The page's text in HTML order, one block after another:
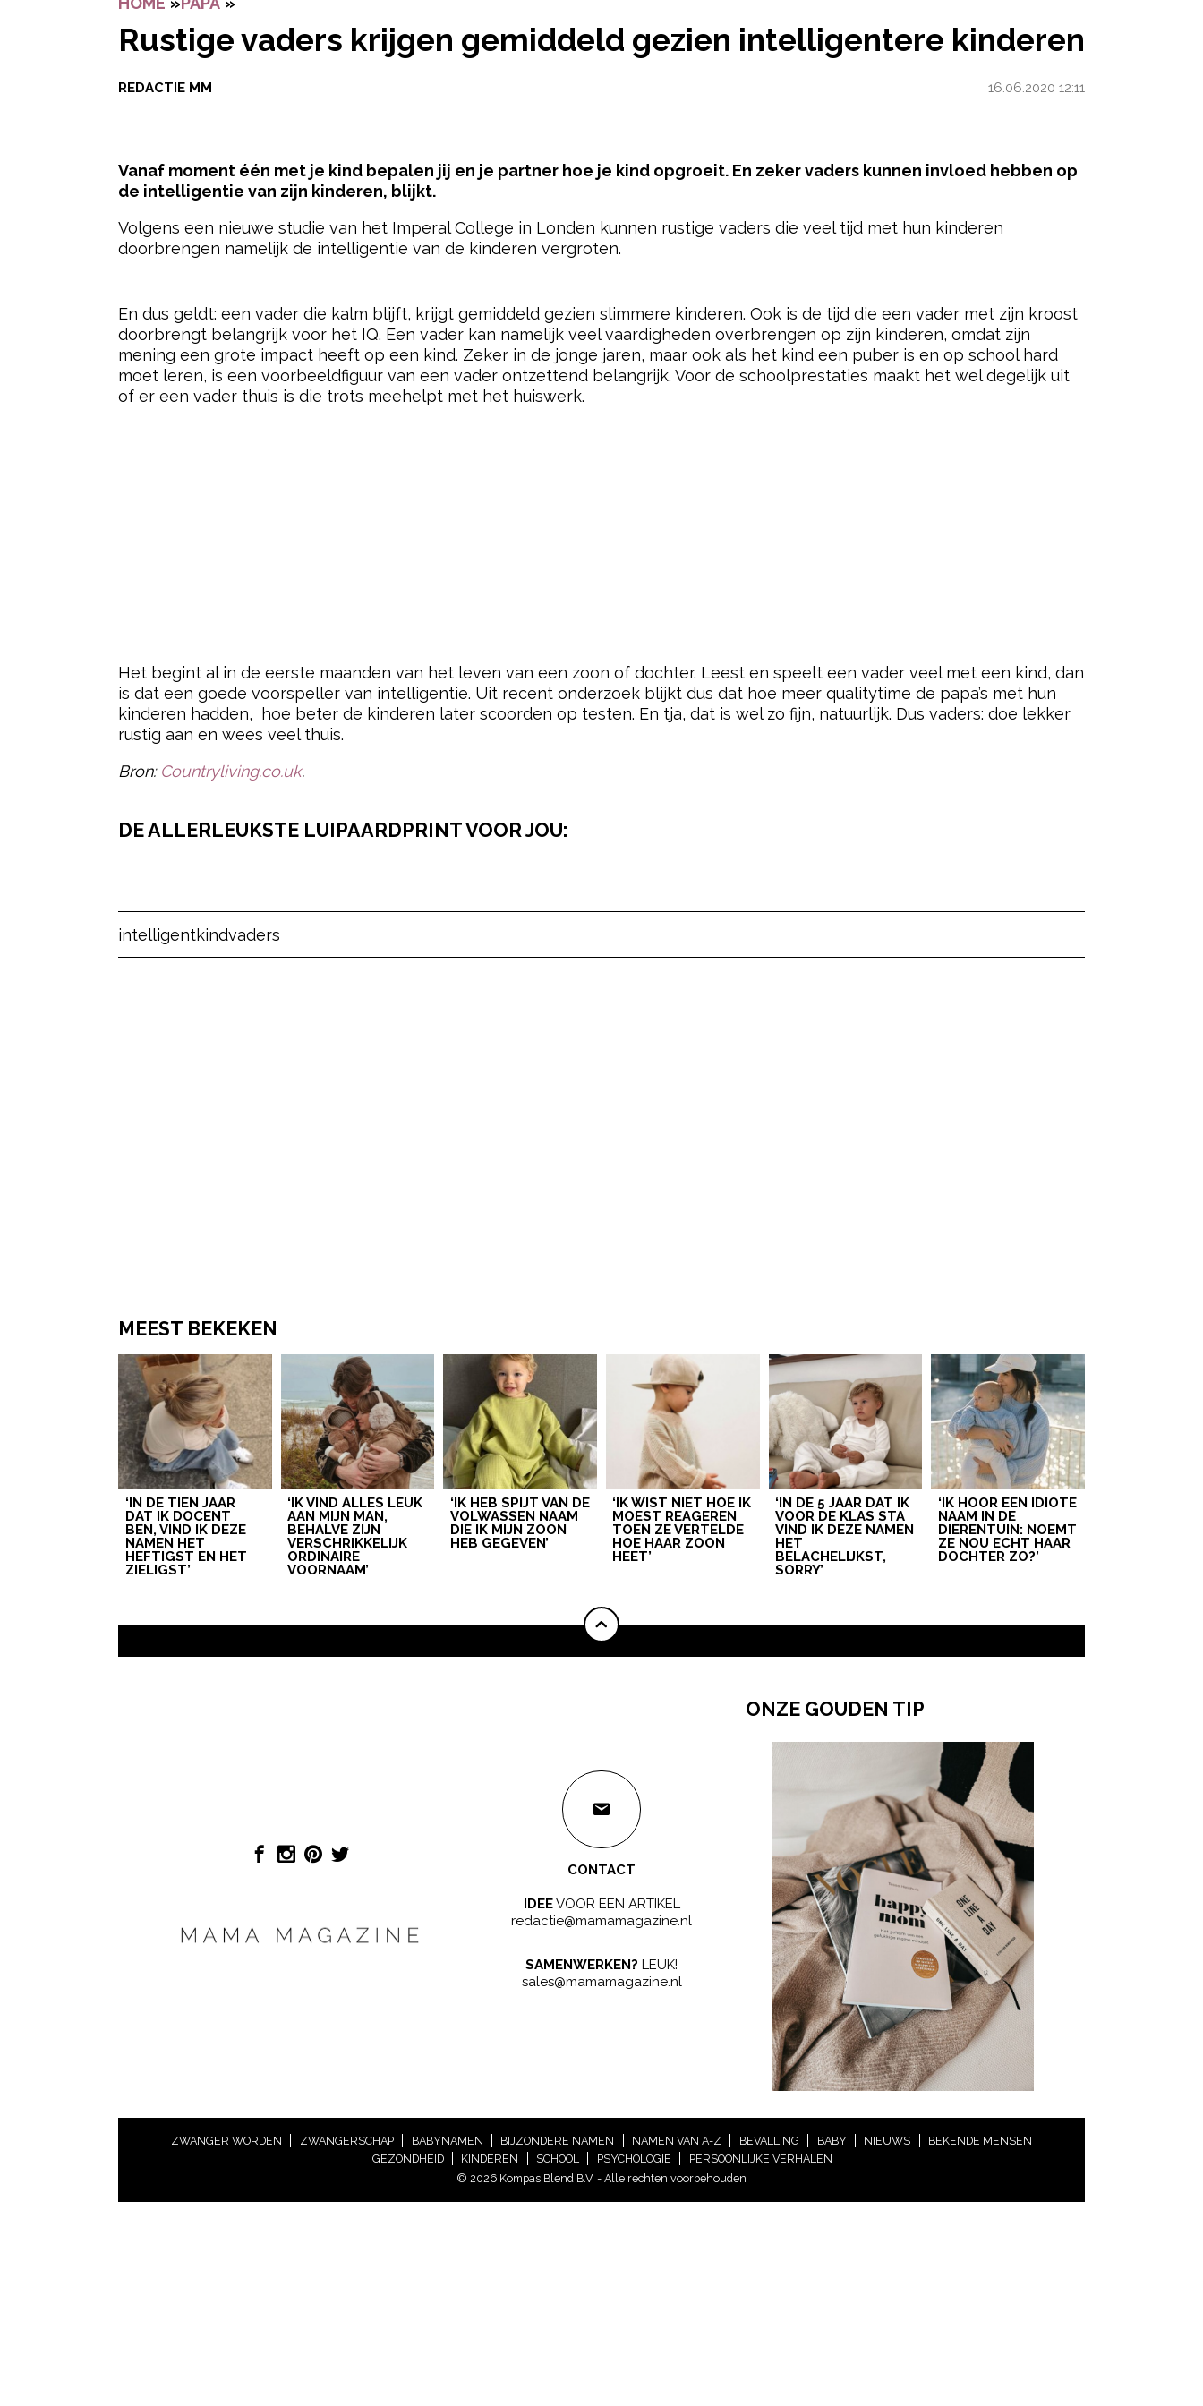
Rustige vaders krijgen gemiddeld gezien intelligentere kinderen
REDACTIE MM 16.06.2020 12:11
Vanaf moment één met je kind bepalen jij en je partner hoe je kind opgroeit. En zeker vaders kunnen invloed hebben op
de intelligentie van zijn kinderen, blijkt.
Volgens een nieuwe studie van het Imperal College in Londen kunnen rustige vaders die veel tijd met hun kinderen
doorbrengen namelijk de intelligentie van de kinderen vergroten.
En dus geldt: een vader die kalm blijft, krijgt gemiddeld gezien slimmere kinderen. Ook is de tijd die een vader met zijn kroost
doorbrengt belangrijk voor het IQ. Een vader kan namelijk veel vaardigheden overbrengen op zijn kinderen, omdat zijn
mening een grote impact heeft op een kind. Zeker in de jonge jaren, maar ook als het kind een puber is en op school hard
moet leren, is een voorbeeldfiguur van een vader ontzettend belangrijk. Voor de schoolprestaties maakt het wel degelijk uit
of er een vader thuis is die trots meehelpt met het huiswerk.
Het begint al in de eerste maanden van het leven van een zoon of dochter. Leest en speelt een vader veel met een kind, dan
is dat een goede voorspeller van intelligentie. Uit recent onderzoek blijkt dus dat hoe meer qualitytime de papa’s met hun
kinderen hadden,
hoe beter de kinderen later scoorden op testen. En tja, dat is wel zo fijn, natuurlijk. Dus vaders: doe lekker
rustig aan en wees veel thuis.
Bron: Countryliving.co.uk.
DE ALLERLEUKSTE LUIPAARDPRINT VOOR JOU:
intelligentkindvaders
MEEST BEKEKEN
‘IN DE TIEN JAAR
DAT IK DOCENT
BEN, VIND IK DEZE
NAMEN HET
HEFTIGST EN HET
ZIELIGST’
‘IK VIND ALLES LEUK
AAN MIJN MAN,
BEHALVE ZIJN
VERSCHRIKKELIJK
ORDINAIRE
VOORNAAM’
‘IK HEB SPIJT VAN DE
VOLWASSEN NAAM
DIE IK MIJN ZOON
HEB GEGEVEN’
‘IK WIST NIET HOE IK
MOEST REAGEREN
TOEN ZE VERTELDE
HOE HAAR ZOON
HEET’
‘IN DE 5 JAAR DAT IK
VOOR DE KLAS STA
VIND IK DEZE NAMEN
HET
BELACHELIJKST,
SORRY’
‘IK HOOR EEN IDIOTE
NAAM IN DE
DIERENTUIN: NOEMT
ZE NOU ECHT HAAR
DOCHTER ZO?’
CONTACT
IDEEVOOR EEN ARTIKEL
redactie@mamamagazine.nl
SAMENWERKEN? LEUK!
sales@mamamagazine.nl
ONZE GOUDEN TIP
ZWANGER WORDEN ZWANGERSCHAP BABYNAMEN BIJZONDERE NAMEN NAMEN VAN A-Z BEVALLING BABY NIEUWS
BEKENDE MENSEN
GEZONDHEID
KINDEREN SCHOOL PSYCHOLOGIE
PERSOONLIJKE VERHALEN
© 2026 Kompas Blend B.V. - Alle rechten voorbehouden